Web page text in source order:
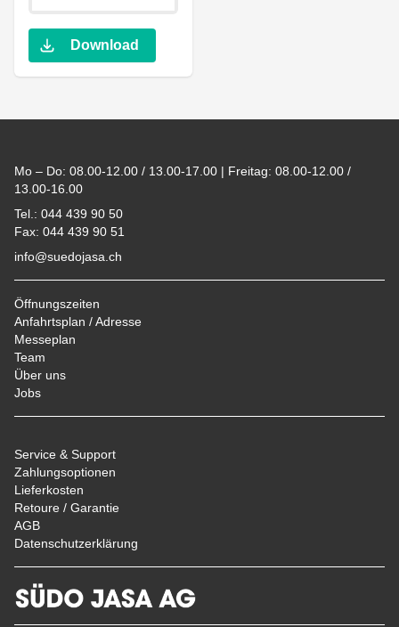
Download
Mo – Do: 08.00-12.00 / 13.00-17.00 | Freitag: 08.00-12.00 /
13.00-16.00
Tel.: 044 439 90 50
Fax: 044 439 90 51
info@suedojasa.ch
Öffnungszeiten
Anfahrtsplan / Adresse
Messeplan
Team
Über uns
Jobs
Service & Support
Zahlungsoptionen
Lieferkosten
Retoure / Garantie
AGB
Datenschutzerklärung